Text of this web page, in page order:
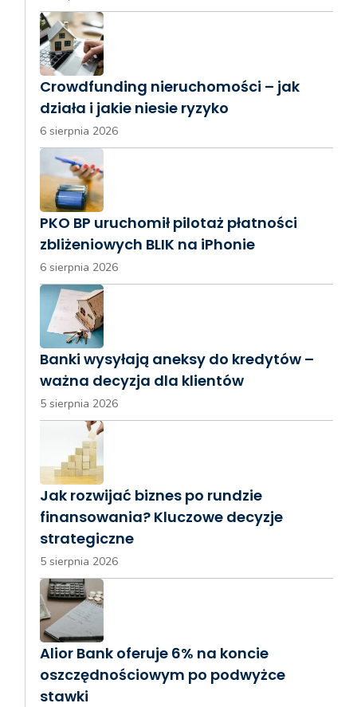
Crowdfunding nieruchomości – jak
działa i jakie niesie ryzyko
6 sierpnia 2026
PKO BP uruchomił pilotaż płatności
zbliżeniowych BLIK na iPhonie
6 sierpnia 2026
Banki wysyłają aneksy do kredytów –
ważna decyzja dla klientów
5 sierpnia 2026
Jak rozwijać biznes po rundzie
finansowania? Kluczowe decyzje
strategiczne
5 sierpnia 2026
Alior Bank oferuje 6% na koncie
oszczędnościowym po podwyżce
stawki